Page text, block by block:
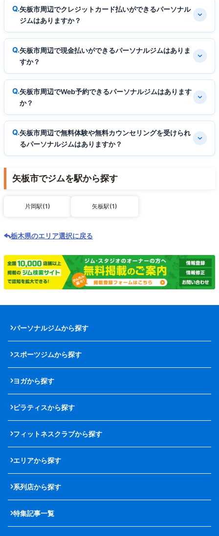
矢板市周辺でクレジットカード払いができるパーソナル
ジムはありますか？
矢板市周辺で現金払いができるパーソナルジムはありま
すか？
矢板市周辺でWeb予約できるパーソナルジムはあります
か？
矢板市周辺で無料体験や無料カウンセリングを受けられ
るパーソナルジムはありますか？
矢板市でジムを駅から探す
片岡駅(1) 矢板駅(1)
栃木県のエリア選択に戻る
パーソナルジムから探す
スポーツジムから探す
ヨガから探す
ピラティスから探す
フィットネスクラブから探す
エリアから探す
系列店から探す
特集記事一覧